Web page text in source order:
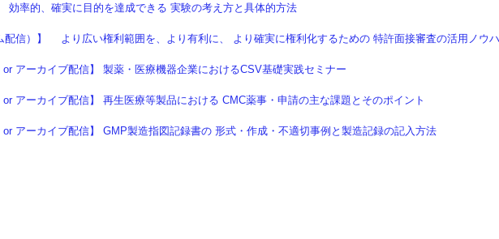
効率的、確実に目的を達成できる 実験の考え方と具体的方法
配信）】 より広い権利範囲を、より有利に、 より確実に権利化するための 特許面接審査の活用ノウ
or アーカイブ配信】 製薬・医療機器企業におけるCSV基礎実践セミナー
or アーカイブ配信】 再生医療等製品における CMC薬事・申請の主な課題とそのポイント
or アーカイブ配信】 GMP製造指図記録書の 形式・作成・不適切事例と製造記録の記入方法